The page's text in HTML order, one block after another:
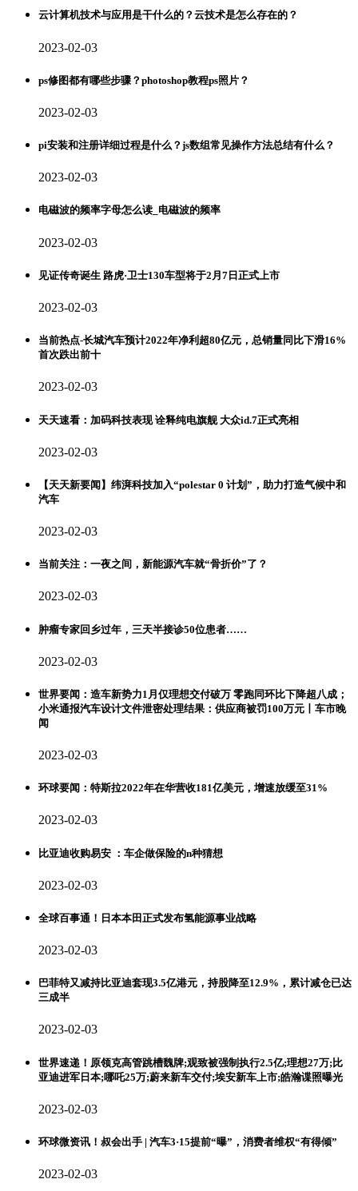
云计算机技术与应用是干什么的？云技术是怎么存在的？
2023-02-03
ps修图都有哪些步骤？photoshop教程ps照片？
2023-02-03
pi安装和注册详细过程是什么？js数组常见操作方法总结有什么？
2023-02-03
电磁波的频率字母怎么读_电磁波的频率
2023-02-03
见证传奇诞生 路虎·卫士130车型将于2月7日正式上市
2023-02-03
当前热点-长城汽车预计2022年净利超80亿元，总销量同比下滑16%
首次跌出前十
2023-02-03
天天速看：加码科技表现 诠释纯电旗舰 大众id.7正式亮相
2023-02-03
【天天新要闻】纬湃科技加入“polestar 0 计划”，助力打造气候中和
汽车
2023-02-03
当前关注：一夜之间，新能源汽车就“骨折价”了？
2023-02-03
肿瘤专家回乡过年，三天半接诊50位患者……
2023-02-03
世界要闻：造车新势力1月仅理想交付破万 零跑同环比下降超八成；
小米通报汽车设计文件泄密处理结果：供应商被罚100万元丨车市晚
闻
2023-02-03
环球要闻：特斯拉2022年在华营收181亿美元，增速放缓至31%
2023-02-03
比亚迪收购易安 ：车企做保险的n种猜想
2023-02-03
全球百事通！日本本田正式发布氢能源事业战略
2023-02-03
巴菲特又减持比亚迪套现3.5亿港元，持股降至12.9%，累计减仓已达
三成半
2023-02-03
世界速递！原领克高管跳槽魏牌;观致被强制执行2.5亿;理想27万;比
亚迪进军日本;哪吒25万;蔚来新车交付;埃安新车上市;皓瀚谍照曝光
2023-02-03
环球微资讯！叔会出手 | 汽车3·15提前“曝”，消费者维权“有得倾”
2023-02-03